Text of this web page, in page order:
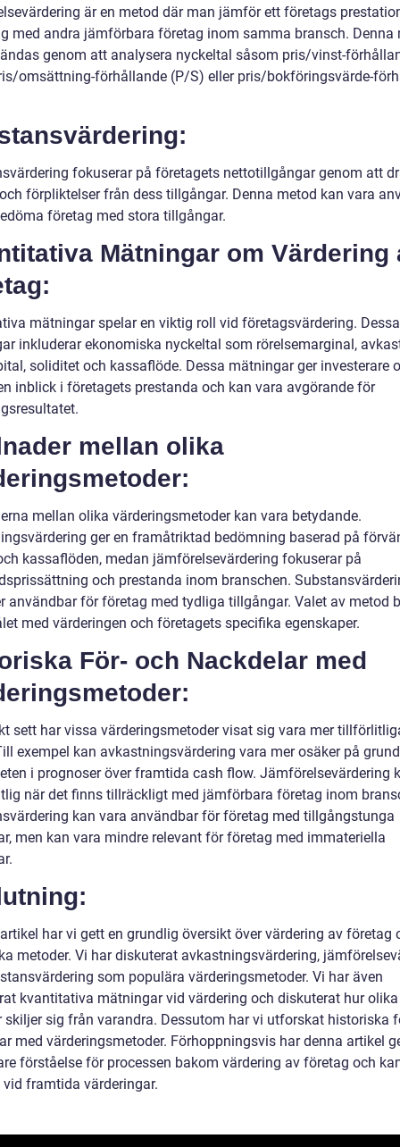
är en metod där man jämför ett företags
med andra jämförbara företag inom samma bransch. Denna
genom att analysera nyckeltal såsom pris/vinst-
omsättning-förhållande (P/S) eller pris/bokföringsvärde-
fokuserar på företagets nettotillgångar genom att
förpliktelser från dess tillgångar. Denna metod kan vara
företag med stora tillgångar.
Mätningar om Värdering
mätningar spelar en viktig roll vid företagsvärdering. Dessa
inkluderar ekonomiska nyckeltal som rörelsemarginal,
soliditet och kassaflöde. Dessa mätningar ger investerare
inblick i företagets prestanda och kan vara avgörande för
mellan olika
mellan olika värderingsmetoder kan vara betydande.
ger en framåtriktad bedömning baserad på
kassaflöden, medan jämförelsevärdering fokuserar på
och prestanda inom branschen.
användbar för företag med tydliga tillgångar. Valet av metod
med värderingen och företagets specifika egenskaper.
För- och Nackdelar med
sett har vissa värderingsmetoder visat sig vara mer
exempel kan avkastningsvärdering vara mer osäker på
i prognoser över framtida cash flow. Jämförelsevärdering
när det finns tillräckligt med jämförbara företag inom
kan vara användbar för företag med tillgångstunga
men kan vara mindre relevant för företag med immateriella
har vi gett en grundlig översikt över värdering av företag
metoder. Vi har diskuterat avkastningsvärdering,
som populära värderingsmetoder. Vi har även
kvantitativa mätningar vid värdering och diskuterat hur olika
skiljer sig från varandra. Dessutom har vi utforskat historiska
med värderingsmetoder. Förhoppningsvis har denna artikel
förståelse för processen bakom värdering av företag och
framtida värderingar.